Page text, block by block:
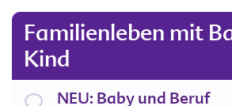
Familienleben mit
Kind
NEU: Baby und Beruf